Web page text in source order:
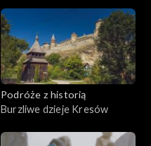
Podróże z historią
Burzliwe dzieje Kresów